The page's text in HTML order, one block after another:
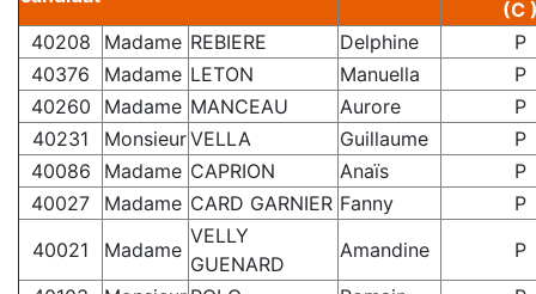
(C
40208
Madame REBIERE Delphine
P
40376
Madame LETON Manuella
P
40260
Madame MANCEAU Aurore
P
40231
MonsieurVELLA Guillaume
P
40086
Madame CAPRION Anaïs
P
40027
Madame CARD GARNIER Fanny
P
40021
Madame
VELLY
GUENARD
Amandine
P